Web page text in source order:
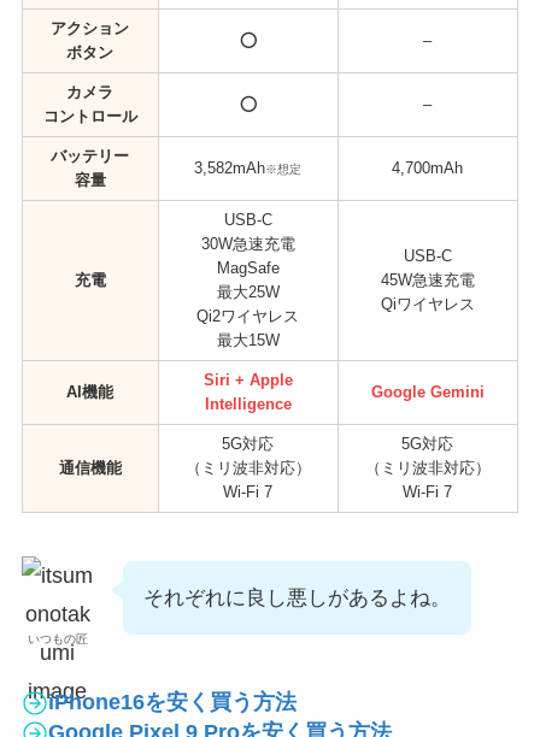
アクション
ボタン
⭕ –
カメラ
コントロール
⭕ –
バッテリー
容量
3,582mAh※想定 4,700mAh
充電
USB-C
30W急速充電
MagSafe
最大25W
Qi2ワイヤレス
最大15W
USB-C
45W急速充電
Qiワイヤレス
AI機能
Siri + Apple
Intelligence
Google Gemini
通信機能
5G対応
（ミリ波非対応）
Wi-Fi 7
5G対応
（ミリ波非対応）
Wi-Fi 7
いつもの匠
それぞれに良し悪しがあるよね。
iPhone16を安く買う方法